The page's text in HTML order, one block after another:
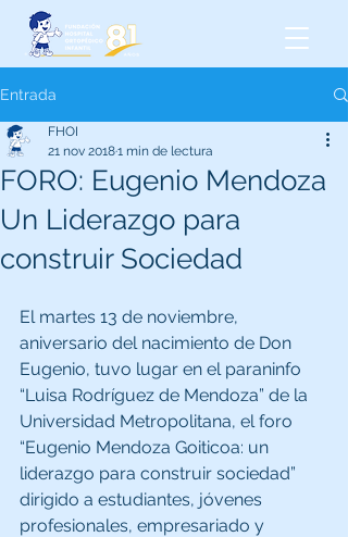
Entrada
FORO: Eugenio Mendoza
Un Liderazgo para
construir Sociedad
FHOI
21 nov 20181 min de lectura
El martes 13 de noviembre,
aniversario del nacimiento de Don
Eugenio, tuvo lugar en el paraninfo
“Luisa Rodríguez de Mendoza” de la
Universidad Metropolitana, el foro
“Eugenio Mendoza Goiticoa: un
liderazgo para construir sociedad”
dirigido a estudiantes, jóvenes
profesionales, empresariado y